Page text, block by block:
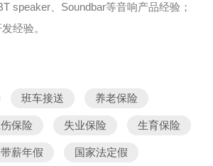
speaker、Soundbar等音响产品经验；
经验。
班车接送 养老保险
保险 失业保险 生育保险
带薪年假 国家法定假